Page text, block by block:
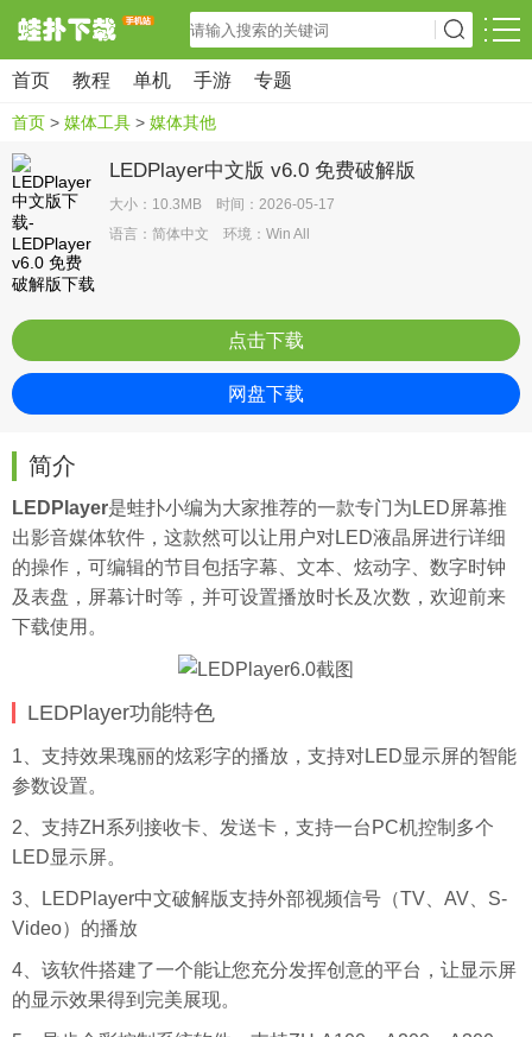
首页 教程 单机 手游 专题
首页 > 媒体工具 > 媒体其他
LEDPlayer中文版 v6.0 免费破解版
大小：10.3MB 时间：2026-05-17
语言：简体中文 环境：Win All
点击下载
网盘下载
简介
LEDPlayer是蛙扑小编为大家推荐的一款专门为LED屏幕推
出影音媒体软件，这款然可以让用户对LED液晶屏进行详细
的操作，可编辑的节目包括字幕、文本、炫动字、数字时钟
及表盘，屏幕计时等，并可设置播放时长及次数，欢迎前来
下载使用。
LEDPlayer功能特色
1、支持效果瑰丽的炫彩字的播放，支持对LED显示屏的智能
参数设置。
2、支持ZH系列接收卡、发送卡，支持一台PC机控制多个
LED显示屏。
3、LEDPlayer中文破解版支持外部视频信号（TV、AV、S-
Video）的播放
4、该软件搭建了一个能让您充分发挥创意的平台，让显示屏
的显示效果得到完美展现。